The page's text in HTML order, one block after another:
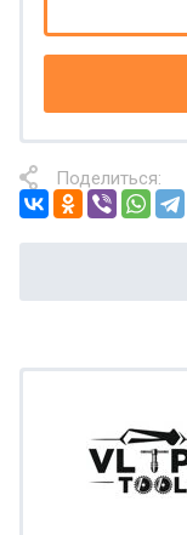
Поделиться: